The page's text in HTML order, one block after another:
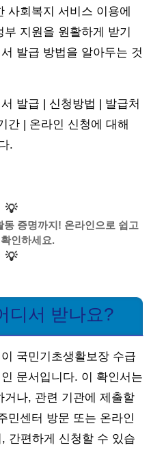
사회복지 서비스 이용에
지원을 원활하게 받기
발급 방법을 알아두는 것
발급 | 신청방법 | 발급처
간 | 온라인 신청에 대해
.
💡
동 증명까지! 온라인으로 쉽고
인하세요.
💡
디서 받나요?
국민기초생활보장 수급
문서입니다. 이 확인서는
거나, 관련 기관에 제출할
민센터 방문 또는 온라인
간편하게 신청할 수 있습